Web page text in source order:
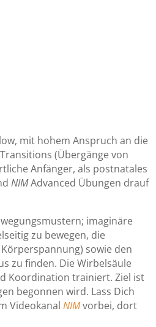
mit hohem Anspruch an die
(Übergänge von
Anfänger, als postnatales
NIMAdvanced Übungen drauf
imaginäre
zu bewegen, die
sowie den
zu finden. Die Wirbelsäule
Koordination trainiert. Ziel ist
begonnen wird. Lass Dich
VideokanalNIMvorbei, dort